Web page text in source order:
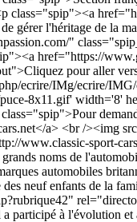
class="spip"><a
gérer l'héritage de la
"
href="https://
pour aller
ecrire/IMg/ecrire/
8x11.gif' width='8'
</a> <br /><img
www.classic-sport-
noms de
automobiles
neuf enfants de la
était testée en janvier 1920. L'année <strong class="spip">1920</strong> commença avec la construction de l'usine Bentley d'Oxgate Lane, au Nord-Ouest de Londres.</p> <p class="spip"><strong class="spip">1921</strong> <br/>La compétition a toujours été une part importante du processus de développement des <strong class="spip">Bentley</strong>, tout autant qu'un formidable outil de promotion. C'est comme ça que WO et HM avaient réussi à développer la clientèle de DFP avant la guerre. Quand EXP2, la première voiture de course Bentley, gagna à Brooklands en 1921, la presse le rapporta largement et la stratégie se trouva pleinement justifiée. Cette voiture, la seconde Bentley jamais produite, existe encore, elle appartient à Bentley Motors.</p> <p class="spip"><strong class="spip">1922</strong> <br/>En mai, un troisième prototype de 3 litres finit 13ème aux 500 miles d'Indianapolis à une moyenne de presque 75 mph (120 Km/h). Ce résultat éblouit les Américains, d'autant que la voiture sortait juste de sa caisse et qu'elle n'était, après tout, qu'une voiture de production qui se mesurait avec les